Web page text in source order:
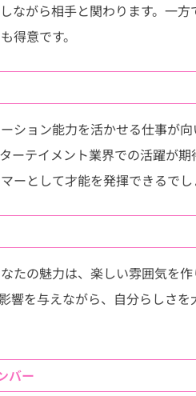
ながら相手と関わります。一
得意です。
ション能力を活かせる仕事が
ーテイメント業界での活躍が
ーとして才能を発揮できるでし
たの魅力は、楽しい雰囲気を
響を与えながら、自分らしさ
バー